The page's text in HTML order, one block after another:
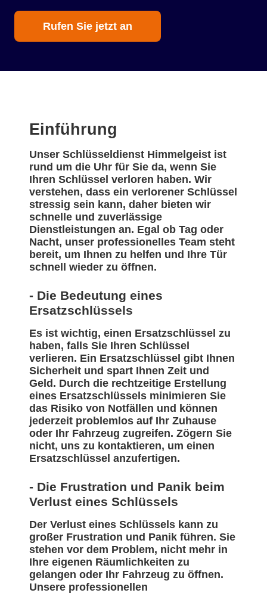
Rufen Sie jetzt an
Einführung
Unser Schlüsseldienst Himmelgeist ist
rund um die Uhr für Sie da, wenn Sie
Ihren Schlüssel verloren haben. Wir
verstehen, dass ein verlorener Schlüssel
stressig sein kann, daher bieten wir
schnelle und zuverlässige
Dienstleistungen an. Egal ob Tag oder
Nacht, unser professionelles Team steht
bereit, um Ihnen zu helfen und Ihre Tür
schnell wieder zu öffnen.
- Die Bedeutung eines
Ersatzschlüssels
Es ist wichtig, einen Ersatzschlüssel zu
haben, falls Sie Ihren Schlüssel
verlieren. Ein Ersatzschlüssel gibt Ihnen
Sicherheit und spart Ihnen Zeit und
Geld. Durch die rechtzeitige Erstellung
eines Ersatzschlüssels minimieren Sie
das Risiko von Notfällen und können
jederzeit problemlos auf Ihr Zuhause
oder Ihr Fahrzeug zugreifen. Zögern Sie
nicht, uns zu kontaktieren, um einen
Ersatzschlüssel anzufertigen.
- Die Frustration und Panik beim
Verlust eines Schlüssels
Der Verlust eines Schlüssels kann zu
großer Frustration und Panik führen. Sie
stehen vor dem Problem, nicht mehr in
Ihre eigenen Räumlichkeiten zu
gelangen oder Ihr Fahrzeug zu öffnen.
Unsere professionellen